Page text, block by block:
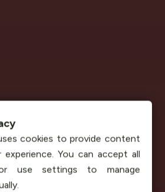
cookies to provide content
experience. You can accept all
use settings to manage